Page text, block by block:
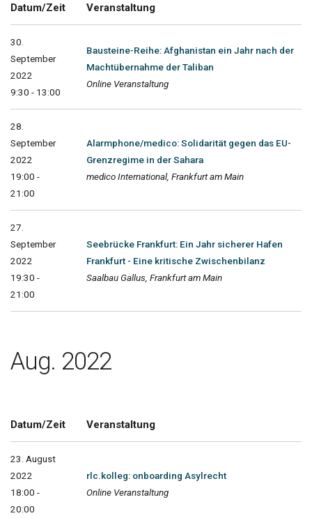
Datum/Zeit Veranstaltung
30.
September
2022
9:30 - 13:00
Bausteine-Reihe: Afghanistan ein Jahr nach der
Machtübernahme der Taliban
Online Veranstaltung
28.
September
2022
19:00 -
21:00
Alarmphone/medico: Solidarität gegen das EU-
Grenzregime in der Sahara
medico International, Frankfurt am Main
27.
September
2022
19:30 -
21:00
Seebrücke Frankfurt: Ein Jahr sicherer Hafen
Frankfurt - Eine kritische Zwischenbilanz
Saalbau Gallus, Frankfurt am Main
Aug. 2022
Datum/Zeit Veranstaltung
23. August
2022
18:00 -
20:00
rlc.kolleg: onboarding Asylrecht
Online Veranstaltung